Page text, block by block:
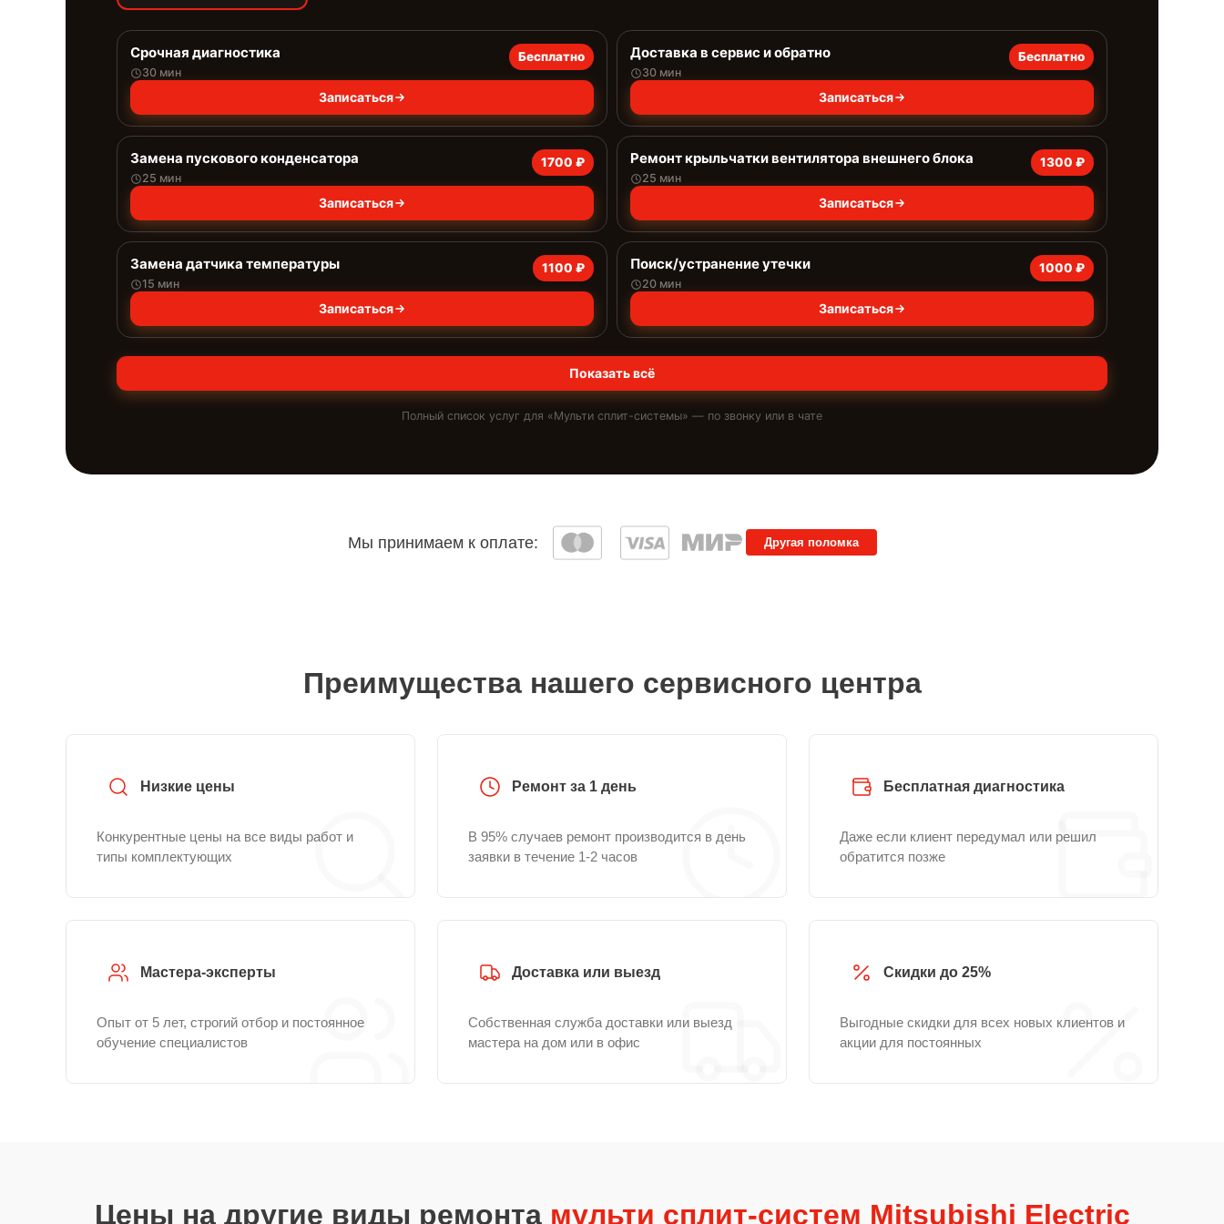
Срочная диагностика
30 мин
Бесплатно
Записаться
Доставка в сервис и обратно
30 мин
Бесплатно
Записаться
Замена пускового конденсатора
25 мин
1700 ₽
Записаться
Ремонт крыльчатки вентилятора внешнего блока
25 мин
1300 ₽
Записаться
Замена датчика температуры
15 мин
1100 ₽
Записаться
Поиск/устранение утечки
20 мин
1000 ₽
Записаться
Показать всё
Полный список услуг для «Мульти сплит-системы» — по звонку или в чате
Мы принимаем к оплате: Другая поломка
Преимущества нашего сервисного центра
Низкие цены
Конкурентные цены на все виды работ и
типы комплектующих
Ремонт за 1 день
В 95% случаев ремонт производится в день
заявки в течение 1-2 часов
Бесплатная диагностика
Даже если клиент передумал или решил
обратится позже
Мастера-эксперты
Опыт от 5 лет, строгий отбор и постоянное
обучение специалистов
Доставка или выезд
Собственная служба доставки или выезд
мастера на дом или в офис
Скидки до 25%
Выгодные скидки для всех новых клиентов и
акции для постоянных
Цены на другие виды ремонта мульти сплит-систем Mitsubishi Electric